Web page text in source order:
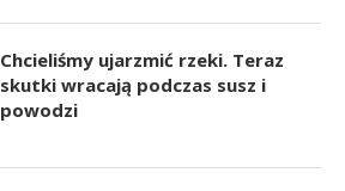
Chcieliśmy ujarzmić rzeki. Teraz
skutki wracają podczas susz i
powodzi